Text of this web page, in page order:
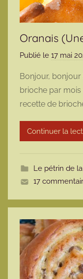
Oranais
Publié le 17 mai
Bonjour,
brioche par
recette de
Continuer la
Le pétrin de
17